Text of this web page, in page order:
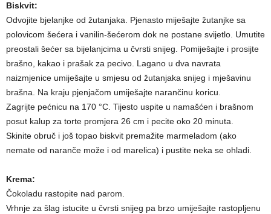
Biskvit:
Odvojite bjelanjke od žutanjaka. Pjenasto miješajte žutanjke sa
polovicom šećera i vanilin-šećerom dok ne postane svijetlo. Umutite
preostali šećer sa bijelanjcima u čvrsti snijeg. Pomiješajte i prosijte
brašno, kakao i prašak za pecivo. Lagano u dva navrata
naizmjenice umiješajte u smjesu od žutanjaka snijeg i mješavinu
brašna. Na kraju pjenjačom umiješajte narančinu koricu.
Zagrijte pećnicu na 170 °C. Tijesto uspite u namašćen i brašnom
posut kalup za torte promjera 26 cm i pecite oko 20 minuta.
Skinite obruč i još topao biskvit premažite marmeladom (ako
nemate od naranče može i od marelica) i pustite neka se ohladi.
Krema:
Čokoladu rastopite nad parom.
Vrhnje za šlag istucite u čvrsti snijeg pa brzo umiješajte rastopljenu